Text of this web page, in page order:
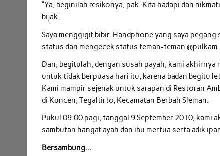
“Ya, beginilah resikonya, pak. Kita hadapi dan
bijak.
Saya menggigit bibir. Handphone yang saya pegang
status dan mengecek status teman-teman
Dan, begitulah, dengan susah payah, kami
untuk tidak berpuasa hari itu, karena badan begitu
Kami mampir sejenak untuk sarapan di Restoran
di Kuncen, Tegaltirto, Kecamatan Berbah Sleman.
Pukul 09.00 pagi, tanggal 9 September 2010, kami
sambutan hangat ayah dan ibu mertua serta adik
Bersambung…